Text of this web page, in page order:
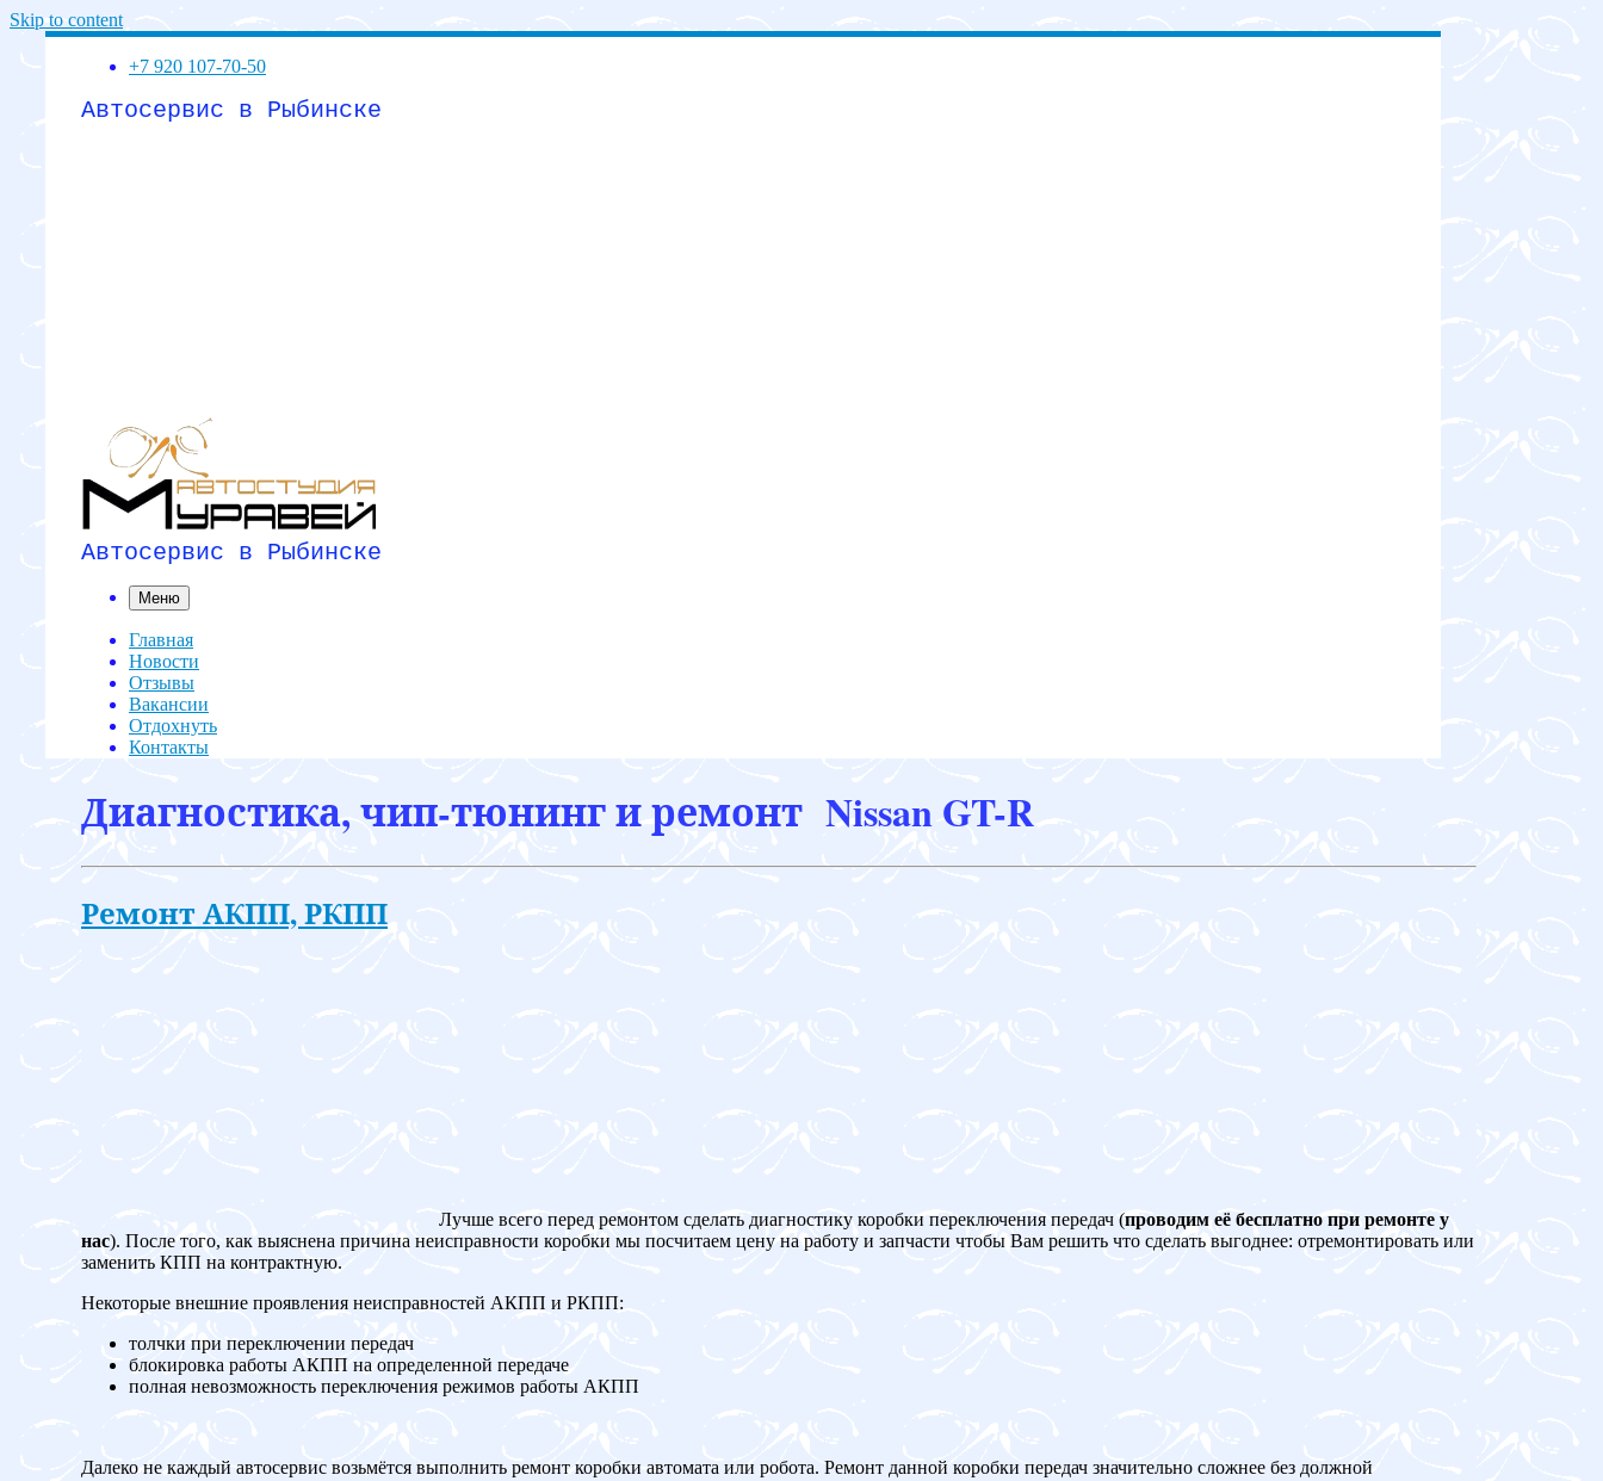
Skip to content
+7 920 107-70-50
Автосервис в Рыбинске
Автосервис в Рыбинске
Меню
Главная
Новости
Отзывы
Вакансии
Отдохнуть
Контакты
Диагностика, чип-тюнинг и ремонт Nissan GT-R
Ремонт АКПП, РКПП
Лучше всего перед ремонтом сделать диагностику коробки переключения передач (проводим её бесплатно при ремонте у
нас). После того, как выяснена причина неисправности коробки мы посчитаем цену на работу и запчасти чтобы Вам решить что сделать выгоднее: отремонтировать или
заменить КПП на контрактную.
Некоторые внешние проявления неисправностей АКПП и РКПП:
толчки при переключении передач
блокировка работы АКПП на определенной передаче
полная невозможность переключения режимов работы АКПП
Далеко не каждый автосервис возьмётся выполнить ремонт коробки автомата или робота. Ремонт данной коробки передач значительно сложнее без должной